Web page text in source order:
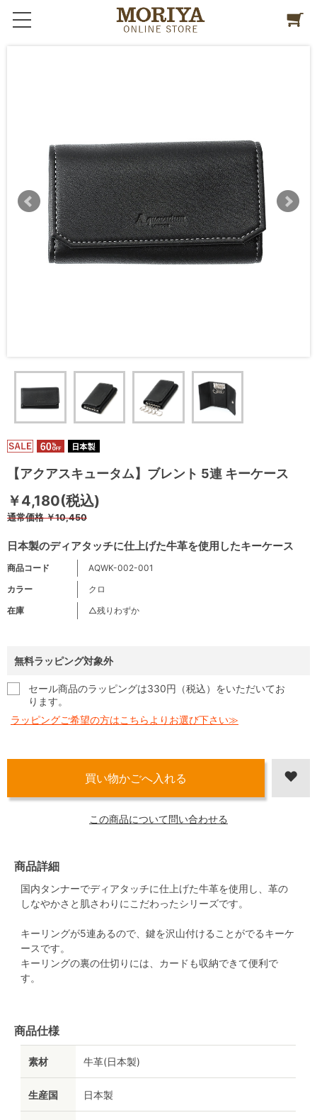
【アクアスキュータム】ブレント 5連 キーケース
日本製のディアタッチに仕上げた牛革を使用したキーケース
￥4,180(税込)
通常価格￥10,450
商品コード
AQWK-002-001
カラー
クロ
在庫
△残りわずか
無料ラッピング対象外
セール商品のラッピングは330円（税込）をいただいてお
ります。
ラッピングご希望の方はこちらよりお選び下さい≫
この商品について問い合わせる
商品詳細
国内タンナーでディアタッチに仕上げた牛革を使用し、革の
しなやかさと肌さわりにこだわったシリーズです。
キーリングが5連あるので、鍵を沢山付けることがでるキーケ
ースです。
キーリングの裏の仕切りには、カードも収納できて便利で
す。
商品仕様
素材 牛革(日本製)
生産国 日本製